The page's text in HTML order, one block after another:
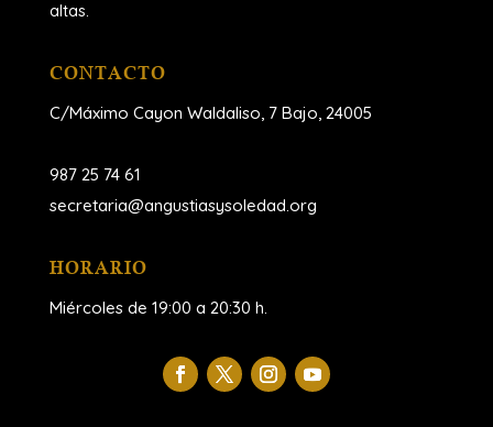
altas.
CONTACTO
C/Máximo Cayon Waldaliso, 7 Bajo, 24005
987 25 74 61
secretaria@angustiasysoledad.org
HORARIO
Miércoles de 19:00 a 20:30 h.